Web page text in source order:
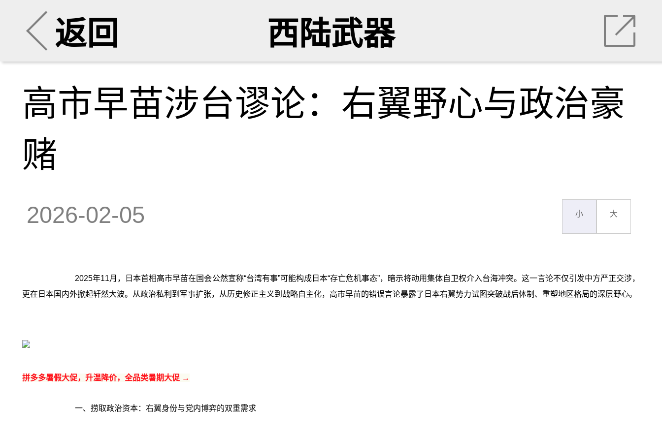
返回 西陆武器
高市早苗涉台谬论：右翼野心与政治豪
赌
2026-02-05 小 大
2025年11月，日本首相高市早苗在国会公然宣称“台湾有事”可能构成日本“存亡危机事态”，暗示将动用集体自卫权介入台海冲突。这一言论不仅引发中方严正交涉，
更在日本国内外掀起轩然大波。从政治私利到军事扩张，从历史修正主义到战略自主化，高市早苗的错误言论暴露了日本右翼势力试图突破战后体制、重塑地区格局的深层野心。
拼多多暑假大促，升温降价，全品类暑期大促 →
一、捞取政治资本：右翼身份与党内博弈的双重需求